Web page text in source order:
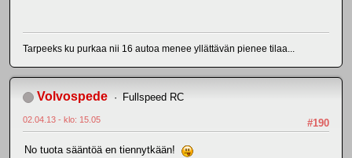
Tarpeeks ku purkaa nii 16 autoa menee yllättävän pienee tilaa...
Volvospede Fullspeed RC
#190
02.04.13 - klo: 15.05
No tuota sääntöä en tiennytkään!